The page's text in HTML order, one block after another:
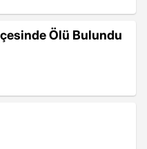
Ölü Bulundu